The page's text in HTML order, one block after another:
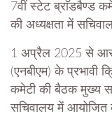
7वीं स्टेट ब्राॅडबैण्ड
की अध्यक्षता में
1 अप्रैल 2025 से
(एनबीएम) के प्रभावी
कमेटी की बैठक मुख्य
सचिवालय में आयोजित